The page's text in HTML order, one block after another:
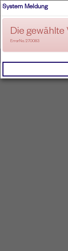
System Meldung
Die gewählte
ErrorNo. 270083